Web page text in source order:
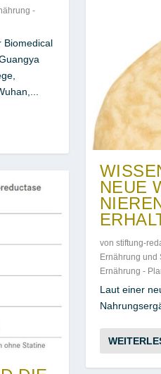
-
Biomedical
NEUE
von stiftung-
Ernährung und
Ernährung -
Laut einer